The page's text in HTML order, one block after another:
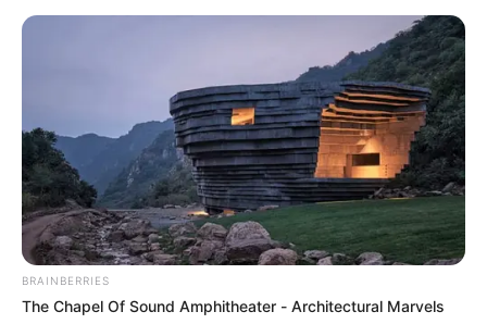
BRAINBERRIES
The Chapel Of Sound Amphitheater - Architectural Marvels